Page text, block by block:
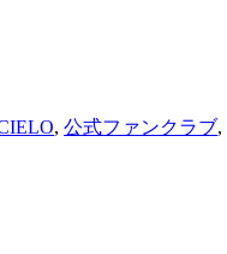
, 公式ファンクラブ,